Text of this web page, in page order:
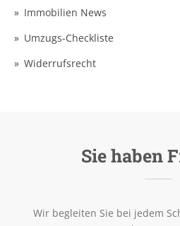
Immobilien News
Umzugs-Checkliste
Widerrufsrecht
Sie haben
Wir begleiten Sie bei jedem